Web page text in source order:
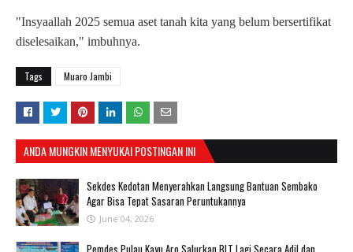
"Insyaallah 2025 semua aset tanah kita yang belum bersertifikat
diselesaikan," imbuhnya.
Tags Muaro Jambi
ANDA MUNGKIN MENYUKAI POSTINGAN INI
Sekdes Kedotan Menyerahkan Langsung Bantuan Sembako
Agar Bisa Tepat Sasaran Peruntukannya
June 04, 2026